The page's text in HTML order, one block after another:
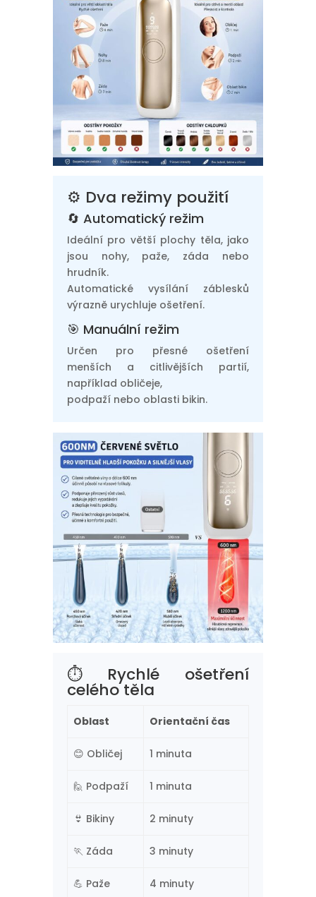
⚙️ Dva režimy použití
🔄 Automatický režim
Ideální pro větší plochy těla, jako
jsou nohy, paže, záda nebo
hrudník.
Automatické vysílání záblesků
výrazně urychluje ošetření.
🎯 Manuální režim
Určen pro přesné ošetření
menších a citlivějších partií,
například obličeje,
podpaží nebo oblasti bikin.
⏱️ Rychlé ošetření
celého těla
Oblast Orientační čas
😊 Obličej 1 minuta
🙋 Podpaží 1 minuta
👙 Bikiny 2 minuty
🏃 Záda 3 minuty
💪 Paže 4 minuty